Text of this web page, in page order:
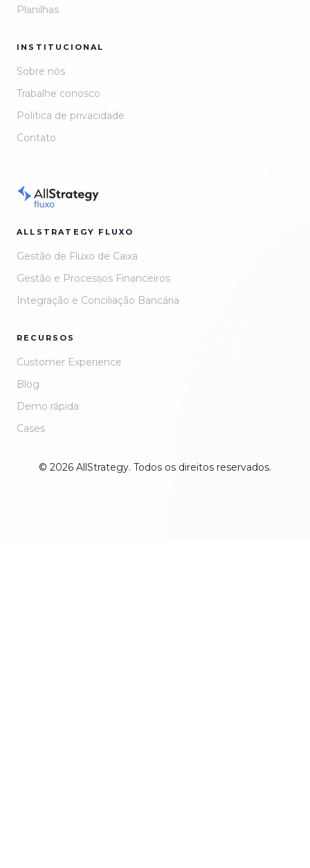
Planilhas
INSTITUCIONAL
Sobre nós
Trabalhe conosco
Política de privacidade
Contato
ALLSTRATEGY FLUXO
Gestão de Fluxo de Caixa
Gestão e Processos Financeiros
Integração e Conciliação Bancária
RECURSOS
Customer Experience
Blog
Demo rápida
Cases
© 2026 AllStrategy. Todos os direitos reservados.